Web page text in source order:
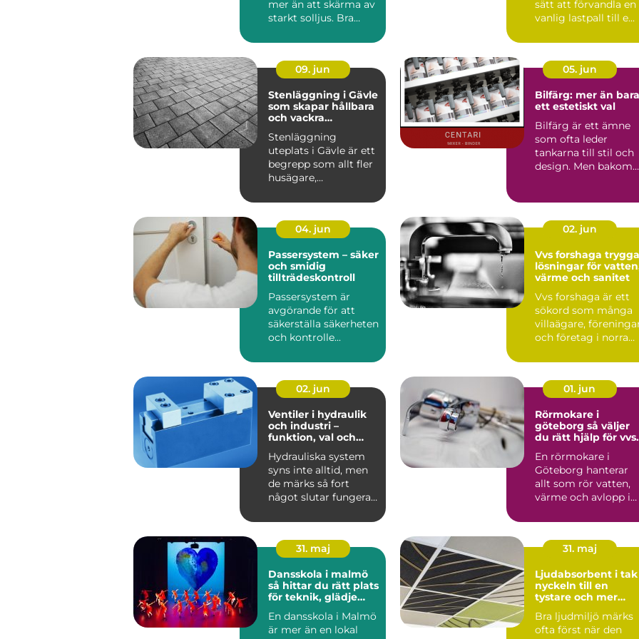
mer än att skärma av
starkt solljus. Bra
sätt att förvandla en
vanlig lastpall till e...
09. jun
Stenläggning i Gävle
som skapar hållbara
och vackra
Stenläggning
uteplats i Gävle är ett
begrepp som allt fler
husägare,
05. jun
Bilfärg: mer än bara
ett estetiskt val
Bilfärg är ett ämne
som ofta leder
tankarna till stil och
design. Men bakom
04. jun
Passersystem – säker
och smidig
tillträdeskontroll
Passersystem är
avgörande för att
säkerställa säkerheten
och kontrolle...
02. jun
Vvs forshaga trygga
lösningar för
värme och sanitet
Vvs forshaga är ett
sökord som många
villaägare,
och företag i norra
nä...
02. jun
Ventiler i hydraulik
och industri –
funktion, val och
Hydrauliska system
syns inte alltid, men
de märks så fort
något slutar fungera.
01. jun
Rörmokare i
göteborg så väljer
du rätt hjälp för vvs
En rörmokare i
Göteborg hanterar
allt som rör vatten,
värme och avlopp i
lägenheter och...
31. maj
Dansskola i malmö
så hittar du rätt plats
för teknik, glädje
En dansskola i Malmö
är mer än en lokal
31. maj
Ljudabsorbent i tak
nyckeln till en
tystare och mer
Bra ljudmiljö märks
ofta först när den